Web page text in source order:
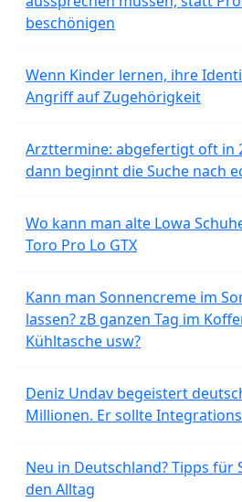
beschönigen
Wenn Kinder lernen, ihre
Angriff auf Zugehörigkeit
Arzttermine: abgefertigt oft in
dann beginnt die Suche nach
Wo kann man alte Lowa
Toro Pro Lo GTX
Kann man Sonnencreme im
lassen? zB ganzen Tag im
Kühltasche usw?
Deniz Undav begeistert
Millionen. Er sollte
Neu in Deutschland? Tipps für
den Alltag